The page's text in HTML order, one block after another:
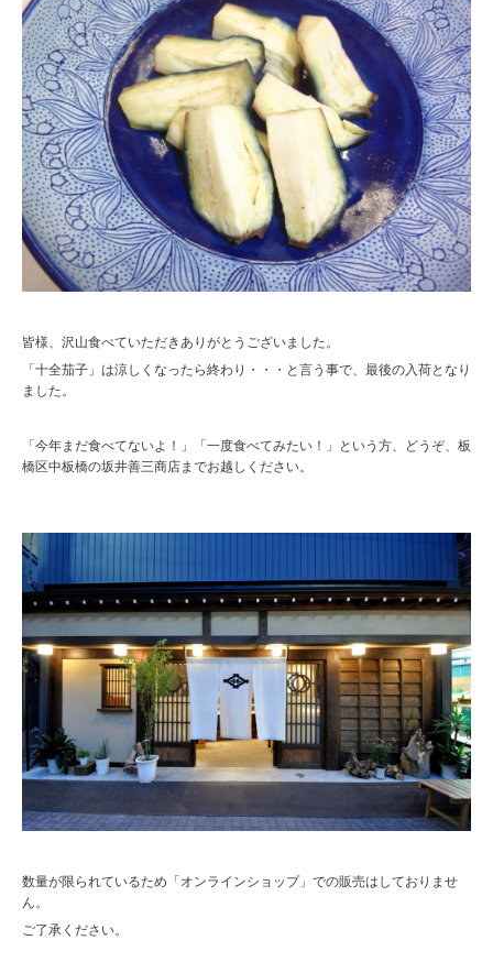
皆様、沢山食べていただきありがとうございました。
「十全茄子」は涼しくなったら終わり・・・と言う事で、最後の入荷となり
ました。
「今年まだ食べてないよ！」「一度食べてみたい！」という方、どうぞ、板
橋区中板橋の坂井善三商店までお越しください。
数量が限られているため「オンラインショップ」での販売はしておりませ
ん。
ご了承ください。